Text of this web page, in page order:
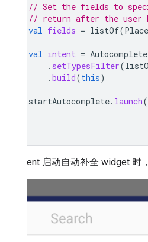
// Set the fields to
// return after the user
val fields = listOf(Place
val intent = Autocomplete
. setTypesFilter(
.build(this)
startAutocomplete. launch(
使用 intent 启动自动补全 widget